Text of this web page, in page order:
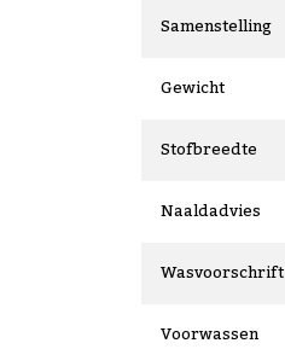
Samenstelling
Gewicht
Stofbreedte
Naaldadvies
Wasvoorschrift
Voorwassen